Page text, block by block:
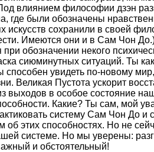
влиянием философии дзэн
где были обозначены
искусств сохранили в своей
Имеются они и в Сам Чон
при обозначении некого
сиюминутных ситуаций. Ты
способен увидеть по-новому
Великая Пустота ускорит
выходов в особое состояние
Какие? Ты сам, мой
систему Сам Чон До
об этих способностях. Но не
системе. Но мы уверены:
и обстоятельный!